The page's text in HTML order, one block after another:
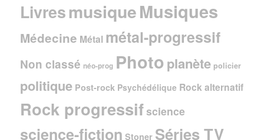
LivresmusiqueMusiques
Médecine Métal métal-progressif
Non classé néo-prog Photo planète policier
politique Post-rock Psychédélique Rock alternatif
Rock progressifscience
science-fiction Stoner Séries TV